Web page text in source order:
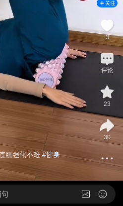
肌强化不难 #健身
关注
3
评论
23
30